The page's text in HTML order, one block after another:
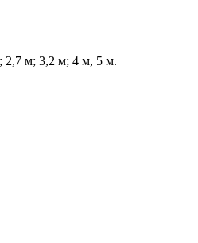
2,7 м; 3,2 м; 4 м, 5 м.